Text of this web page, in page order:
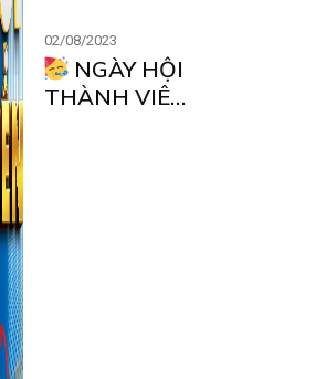
02/08/2023
NGÀY HỘI
THÀNH VIÊN